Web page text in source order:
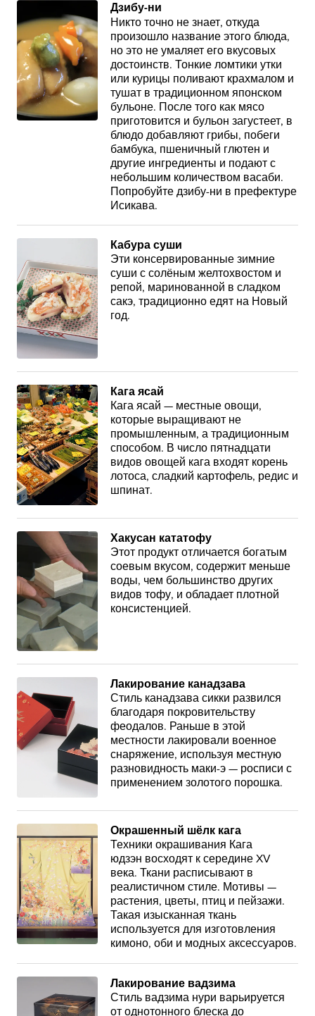
Дзибу-ни
Никто точно не знает, откуда
произошло название этого блюда,
но это не умаляет его вкусовых
достоинств. Тонкие ломтики утки
или курицы поливают крахмалом и
тушат в традиционном японском
бульоне. После того как мясо
приготовится и бульон загустеет, в
блюдо добавляют грибы, побеги
бамбука, пшеничный глютен и
другие ингредиенты и подают с
небольшим количеством васаби.
Попробуйте дзибу-ни в префектуре
Исикава.
Кабура суши
Эти консервированные зимние
суши с солёным желтохвостом и
репой, маринованной в сладком
сакэ, традиционно едят на Новый
год.
Кага ясай
Кага ясай — местные овощи,
которые выращивают не
промышленным, а традиционным
способом. В число пятнадцати
видов овощей кага входят корень
лотоса, сладкий картофель, редис и
шпинат.
Хакусан кататофу
Этот продукт отличается богатым
соевым вкусом, содержит меньше
воды, чем большинство других
видов тофу, и обладает плотной
консистенцией.
Лакирование канадзава
Стиль канадзава сикки развился
благодаря покровительству
феодалов. Раньше в этой
местности лакировали военное
снаряжение, используя местную
разновидность маки-э — росписи с
применением золотого порошка.
Окрашенный шёлк кага
Техники окрашивания Кага
юдзэн восходят к середине XV
века. Ткани расписывают в
реалистичном стиле. Мотивы —
растения, цветы, птиц и пейзажи.
Такая изысканная ткань
используется для изготовления
кимоно, оби и модных аксессуаров.
Лакирование вадзима
Стиль вадзима нури варьируется
от однотонного блеска до